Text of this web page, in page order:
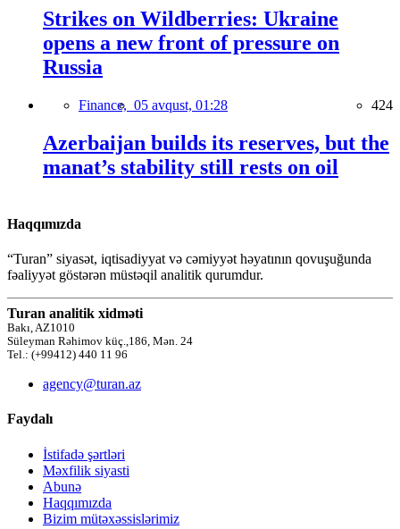
Strikes on Wildberries: Ukraine
opens a new front of pressure on
Russia
Finance, 05 avqust, 01:28 424
Azerbaijan builds its reserves, but the
manat’s stability still rests on oil
Haqqımızda
“Turan” siyasət, iqtisadiyyat və cəmiyyət həyatının qovuşuğunda
fəaliyyət göstərən müstəqil analitik qurumdur.
Turan analitik xidməti
Bakı, AZ1010
Süleyman Rəhimov küç.,186, Mən. 24
Tel.: (+99412) 440 11 96
agency@turan.az
Faydalı
İstifadə şərtləri
Məxfilik siyasti
Abunə
Haqqımızda
Bizim mütəxəssislərimiz